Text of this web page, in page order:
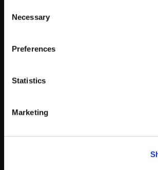
Selection
Necessary
Preferences
Statistics
Marketing
おすすめ商品